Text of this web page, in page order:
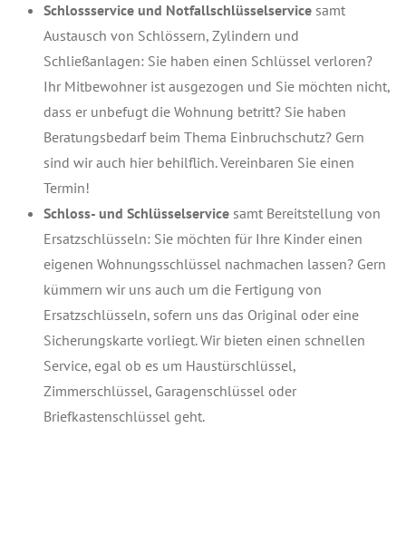
Schlossservice und Notfallschlüsselservice samt
Austausch von Schlössern, Zylindern und
Schließanlagen: Sie haben einen Schlüssel verloren?
Ihr Mitbewohner ist ausgezogen und Sie möchten nicht,
dass er unbefugt die Wohnung betritt? Sie haben
Beratungsbedarf beim Thema Einbruchschutz? Gern
sind wir auch hier behilflich. Vereinbaren Sie einen
Termin!
Schloss- und Schlüsselservice samt Bereitstellung von
Ersatzschlüsseln: Sie möchten für Ihre Kinder einen
eigenen Wohnungsschlüssel nachmachen lassen? Gern
kümmern wir uns auch um die Fertigung von
Ersatzschlüsseln, sofern uns das Original oder eine
Sicherungskarte vorliegt. Wir bieten einen schnellen
Service, egal ob es um Haustürschlüssel,
Zimmerschlüssel, Garagenschlüssel oder
Briefkastenschlüssel geht.